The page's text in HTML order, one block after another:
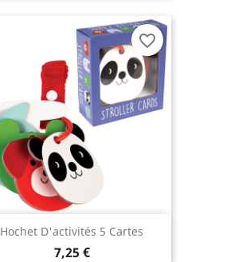
Hochet D'activités 5 Cartes
7,25 €
favorite_border